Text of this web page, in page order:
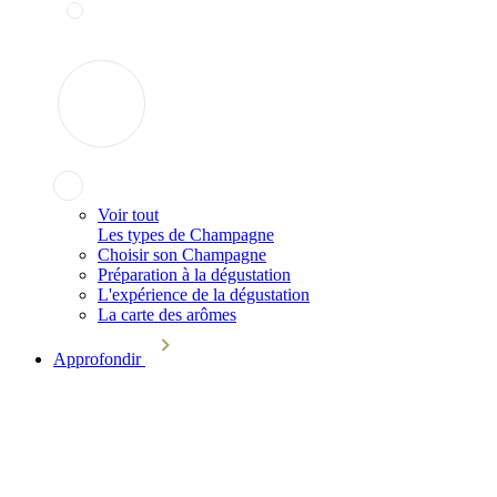
Voir tout
Les types de Champagne
Choisir son Champagne
Préparation à la dégustation
L'expérience de la dégustation
La carte des arômes
Approfondir